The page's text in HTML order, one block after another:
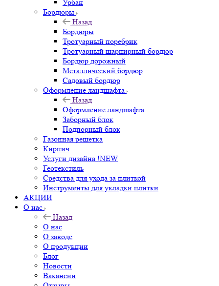
Урбан
Бордюры
Назад
Бордюры
Тротуарный поребрик
Тротуарный шарнирный бордюр
Бордюр дорожный
Металлический бордюр
Садовый бордюр
Оформление ландшафта
Назад
Оформление ландшафта
Заборный блок
Подпорный блок
Газонная решетка
Кирпич
Услуги дизайна !NEW
Геотекстиль
Средства для ухода за плиткой
Инструменты для укладки плитки
АКЦИИ
О нас
Назад
О нас
О заводе
О продукции
Блог
Новости
Вакансии